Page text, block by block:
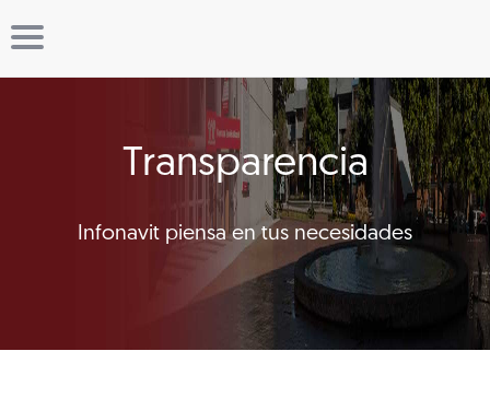
Transparencia
Infonavit piensa en tus necesidades